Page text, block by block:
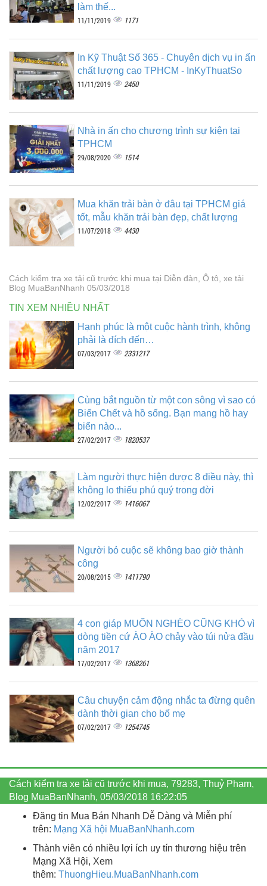
làm thế...
11/11/2019 1171
In Kỹ Thuật Số 365 - Chuyên dịch vụ in ấn
chất lượng cao TPHCM - InKyThuatSo
11/11/2019 2450
Nhà in ấn cho chương trình sự kiện tại
TPHCM
29/08/2020 1514
Mua khăn trải bàn ở đâu tại TPHCM giá
tốt, mẫu khăn trải bàn đẹp, chất lượng
11/07/2018 4430
Cách kiểm tra xe tải cũ trước khi mua tại Diễn đàn, Ô tô, xe tải
Blog MuaBanNhanh 05/03/2018
TIN XEM NHIỀU NHẤT
Hạnh phúc là một cuộc hành trình, không
phải là đích đến…
07/03/2017 2331217
Cùng bắt nguồn từ một con sông vì sao có
Biển Chết và hồ sống. Bạn mang hồ hay
biển nào...
27/02/2017 1820537
Làm người thực hiện được 8 điều này, thì
không lo thiếu phú quý trong đời
12/02/2017 1416067
Người bỏ cuộc sẽ không bao giờ thành
công
20/08/2015 1411790
4 con giáp MUỐN NGHÈO CŨNG KHÓ vì
dòng tiền cứ ÀO ÀO chảy vào túi nửa đầu
năm 2017
17/02/2017 1368261
Câu chuyện cảm động nhắc ta đừng quên
dành thời gian cho bố mẹ
07/02/2017 1254745
Cách kiểm tra xe tải cũ trước khi mua, 79283, Thuỷ Phạm,
Blog MuaBanNhanh, 05/03/2018 16:22:05
Đăng tin Mua Bán Nhanh Dễ Dàng và Miễn phí
trên: Mạng Xã hội MuaBanNhanh.com
Thành viên có nhiều lợi ích uy tín thương hiệu trên
Mạng Xã Hội, Xem
thêm: ThuongHieu.MuaBanNhanh.com